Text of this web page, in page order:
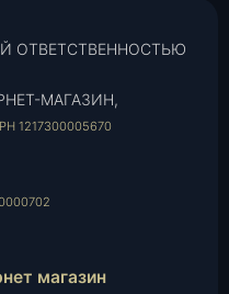
ОТВЕТСТВЕННОСТЬЮ
МАГАЗИН,
1217300005670
магазин